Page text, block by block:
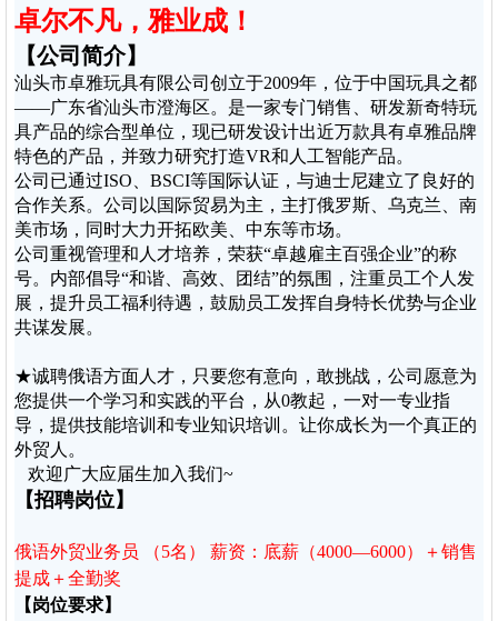
卓尔不凡，雅业成！
【公司简介】
汕头市卓雅玩具有限公司创立于2009年，位于中国玩具之都
——广东省汕头市澄海区。是一家专门销售、研发新奇特玩
具产品的综合型单位，现已研发设计出近万款具有卓雅品牌
特色的产品，并致力研究打造VR和人工智能产品。
公司已通过ISO、BSCI等国际认证，与迪士尼建立了良好的
合作关系。公司以国际贸易为主，主打俄罗斯、乌克兰、南
美市场，同时大力开拓欧美、中东等市场。
公司重视管理和人才培养，荣获“卓越雇主百强企业”的称
号。内部倡导“和谐、高效、团结”的氛围，注重员工个人发
展，提升员工福利待遇，鼓励员工发挥自身特长优势与企业
共谋发展。
★诚聘俄语方面人才，只要您有意向，敢挑战，公司愿意为
您提供一个学习和实践的平台，从0教起，一对一专业指
导，提供技能培训和专业知识培训。让你成长为一个真正的
外贸人。
欢迎广大应届生加入我们~
【招聘岗位】
俄语外贸业务员 （5名） 薪资：底薪（4000—6000）＋销售
提成＋全勤奖
【岗位要求】